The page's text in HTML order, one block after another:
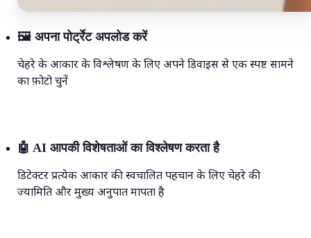
🖼 अपना पोर्ट्रेट अपलोड करें
चेहरे के आकार के विश्लेषण के लिए अपने डिवाइस से एक स्पष्ट सामने
का फ़ोटो चुनें
🤖 AI आपकी विशेषताओं का विश्लेषण करता है
डिटेक्टर प्रत्येक आकार की स्वचालित पहचान के लिए चेहरे की
ज्यामिति और मुख्य अनुपात मापता है